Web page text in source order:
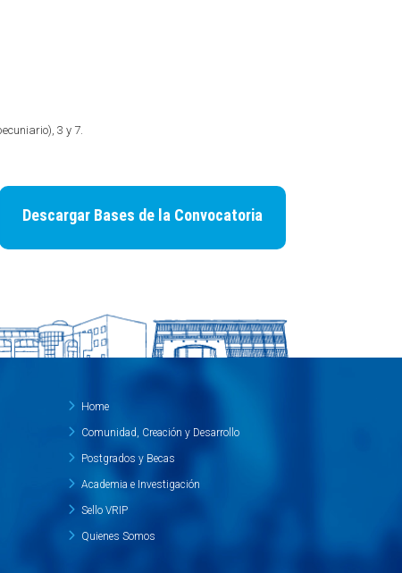
3 y 7.
Descargar Bases de la Convocatoria
Home
Comunidad, Creación y Desarrollo
Postgrados y Becas
Academia e Investigación
Sello VRIP
Quienes Somos